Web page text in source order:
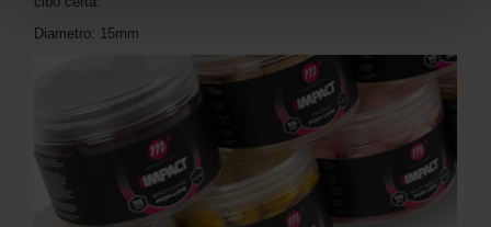
Diametro: 15mm